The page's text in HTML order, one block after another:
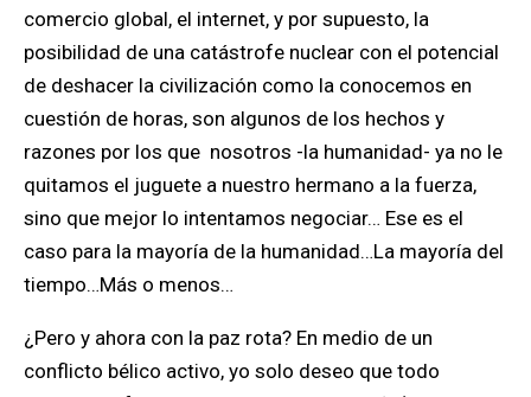
comercio global, el internet, y por supuesto, la
posibilidad de una catástrofe nuclear con el potencial
de deshacer la civilización como la conocemos en
cuestión de horas, son algunos de los hechos y
razones por los que nosotros -la humanidad- ya no le
quitamos el juguete a nuestro hermano a la fuerza,
sino que mejor lo intentamos negociar… Ese es el
caso para la mayoría de la humanidad…La mayoría del
tiempo…Más o menos…
¿Pero y ahora con la paz rota? En medio de un
conflicto bélico activo, yo solo deseo que todo